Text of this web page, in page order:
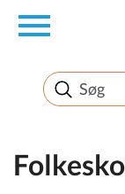
en
Borger
Erhverv